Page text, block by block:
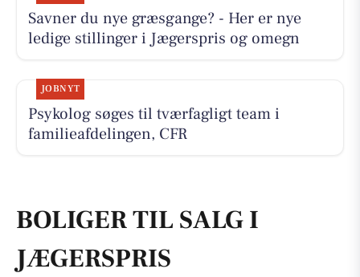
Savner du nye græsgange? - Her er nye
ledige stillinger i Jægerspris og omegn
JOBNYT
Psykolog søges til tværfagligt team i
familieafdelingen, CFR
BOLIGER TIL SALG I
JÆGERSPRIS